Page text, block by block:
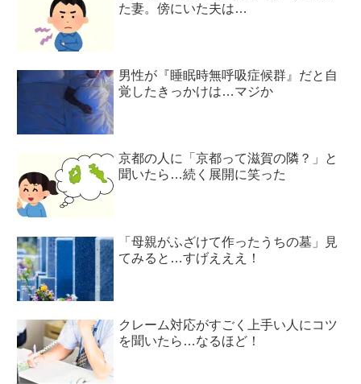
た妻。傍にいた夫は…
男性が『睡眠時無呼吸症候群』だと自
覚したきっかけは…マジか
京都の人に「京都って滋賀の隣？」と
聞いたら…続く展開に笑った
「母親がふざけて作ったうちの墓」見
てみると…すげえええ！
クレーム対応がすごく上手い人にコツ
を聞いたら…なるほど！